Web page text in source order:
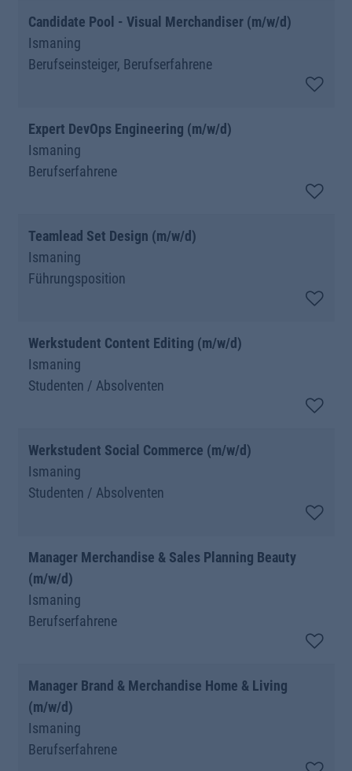
Candidate Pool - Visual Merchandiser (m/w/d)
Ismaning
Berufseinsteiger, Berufserfahrene
Expert DevOps Engineering (m/w/d)
Ismaning
Berufserfahrene
Teamlead Set Design (m/w/d)
Ismaning
Führungsposition
Werkstudent Content Editing (m/w/d)
Ismaning
Studenten / Absolventen
Werkstudent Social Commerce (m/w/d)
Ismaning
Studenten / Absolventen
Manager Merchandise & Sales Planning Beauty
(m/w/d)
Ismaning
Berufserfahrene
Manager Brand & Merchandise Home & Living
(m/w/d)
Ismaning
Berufserfahrene